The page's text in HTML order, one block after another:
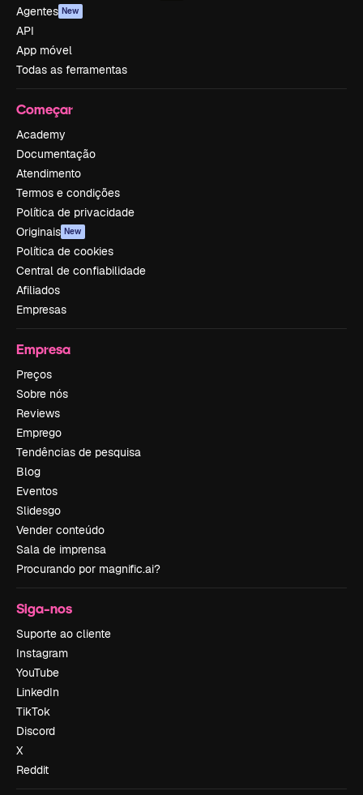
Agentes New
API
App móvel
Todas as ferramentas
Começar
Academy
Documentação
Atendimento
Termos e condições
Política de privacidade
Originais New
Política de cookies
Central de confiabilidade
Afiliados
Empresas
Empresa
Preços
Sobre nós
Reviews
Emprego
Tendências de pesquisa
Blog
Eventos
Slidesgo
Vender conteúdo
Sala de imprensa
Procurando por magnific.ai?
Siga-nos
Suporte ao cliente
Instagram
YouTube
LinkedIn
TikTok
Discord
X
Reddit